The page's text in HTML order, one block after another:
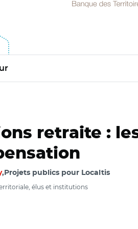
retraite :
, ​​​​​​​Projets publics pour Localtis
élus et institutions